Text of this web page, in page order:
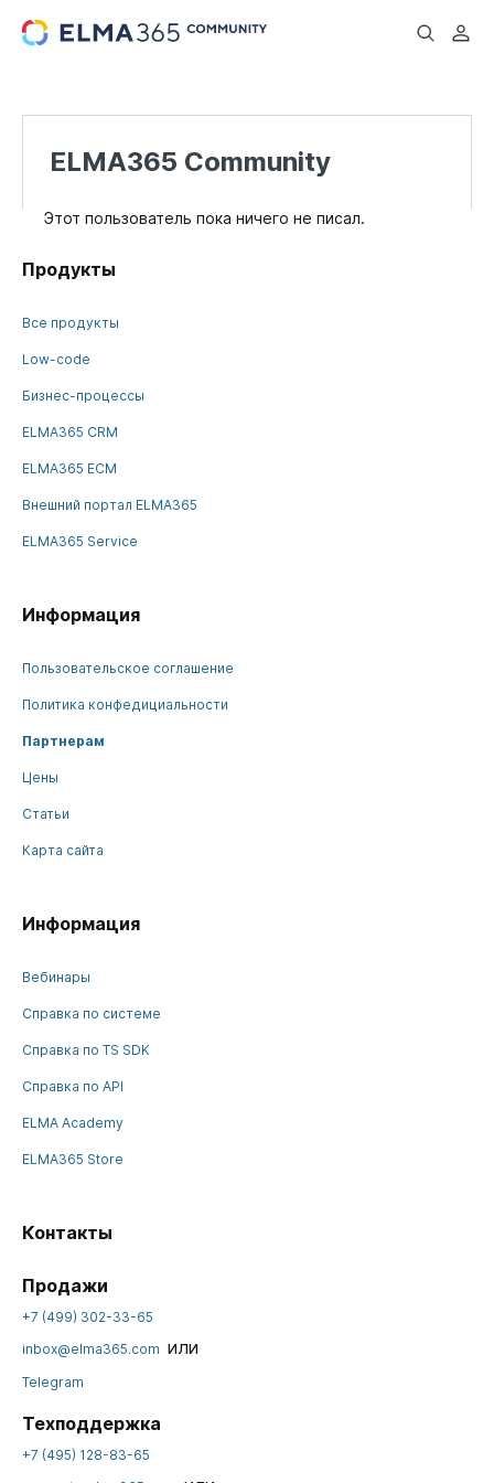
...
ELMA365 Community
Этот пользователь пока ничего не писал.
Продукты
Все продукты
Low-code
Бизнес-процессы
ELMA365 CRM
ELMA365 ECM
Внешний портал ELMA365
ELMA365 Service
Информация
Пользовательское соглашение
Политика конфедициальности
Партнерам
Цены
Статьи
Карта сайта
Информация
Вебинары
Справка по системе
Справка по TS SDK
Справка по API
ELMA Academy
ELMA365 Store
Контакты
Продажи
+7 (499) 302-33-65
inbox@elma365.com или
Telegram
Техподдержка
+7 (495) 128-83-65